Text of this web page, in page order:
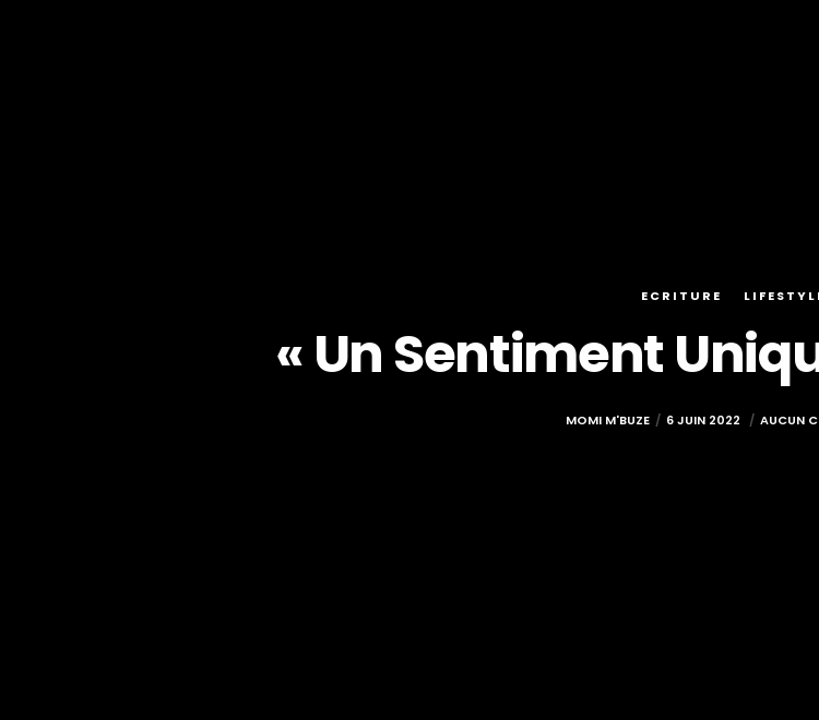
ECRITURE
« Un Sentiment
MOMI M'BUZE 6 JUIN 2022 AUCUN